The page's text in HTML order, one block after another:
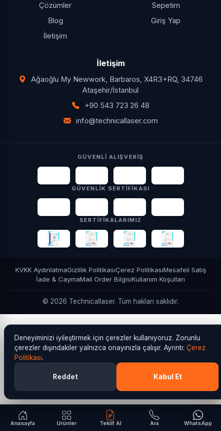
Çözümler
Blog
İletişim
Sepetim
Giriş Yap
İletişim
Ağaoğlu My Newwork, Barbaros, X4R3+RQ, 34746
Ataşehir/İstanbul
+90 543 723 26 48
info@technicallaser.com
GÜVENLI ALIŞVERIŞ
oy VISA
AMERICAN
GÜVENLIK SERTIFIKASI
SSL 3D
Secure
PCI
DSS YASAD
SERTIFIKALARIMIZ
KVKK AydınlatmaGizlilik PolitikasıÇerez PolitikasıMesafeli Satış
İade & CaymaMail Order BilgisiKullanım Koşulları
© 2026 Technicallaser. Tüm hakları saklıdır.
Anasayfa Ürünler Teklif Al Ara WhatsApp
Deneyiminizi iyileştirmek için çerezler kullanıyoruz. Zorunlu
çerezler dışındakiler yalnızca onayınızla çalışır. Ayrıntı: Çerez
Politikası.
Reddet Kabul Et